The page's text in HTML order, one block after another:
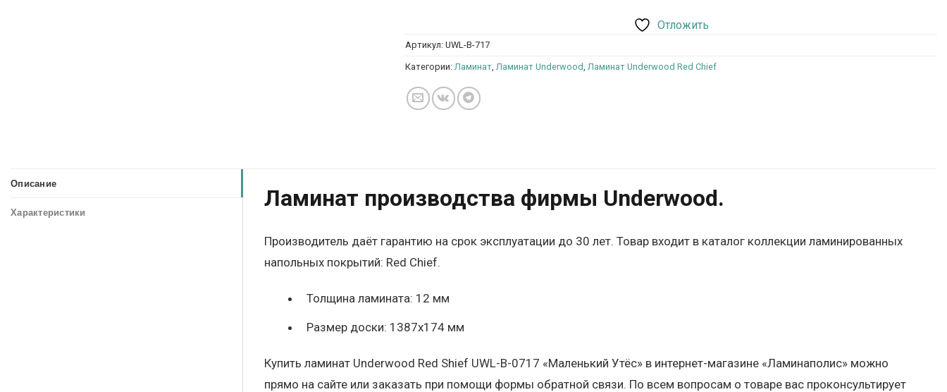
Отложить
Артикул: UWL-B-717
Категории: Ламинат Ламинат Underwood Ламинат Underwood Red Chief
Описание
Характеристики
Ламинат производства фирмы Underwood.
Производитель даёт гарантию на срок эксплуатации до 30 лет. Товар входит в каталог коллекции ламинированных
напольных покрытий: Red Chief.
Толщина ламината: 12 мм
Размер доски: 1387х174 мм
Купить ламинат Underwood Red Shief UWL-B-0717 «Маленький Утёс» в интернет-магазине «Ламинаполис» можно
прямо на сайте или заказать при помощи формы обратной связи. По всем вопросам о товаре вас проконсультирует